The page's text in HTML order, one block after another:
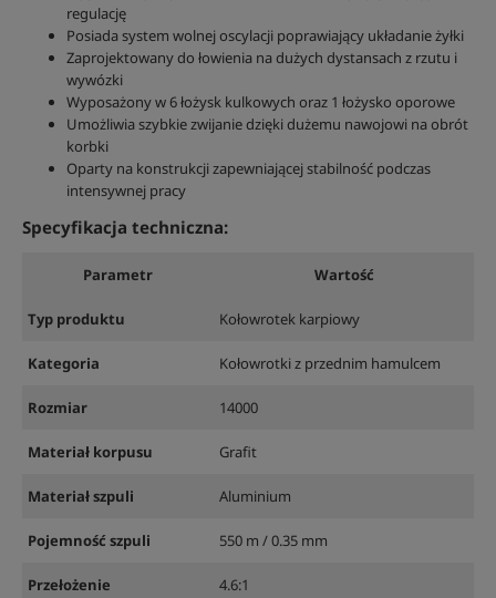
regulację
Posiada system wolnej oscylacji poprawiający układanie żyłki
Zaprojektowany do łowienia na dużych dystansach z rzutu i
wywózki
Wyposażony w 6 łożysk kulkowych oraz 1 łożysko oporowe
Umożliwia szybkie zwijanie dzięki dużemu nawojowi na obrót
korbki
Oparty na konstrukcji zapewniającej stabilność podczas
intensywnej pracy
Specyfikacja techniczna:
Parametr Wartość
Typ produktu Kołowrotek karpiowy
Kategoria Kołowrotki z przednim hamulcem
Rozmiar 14000
Materiał korpusu Grafit
Materiał szpuli Aluminium
Pojemność szpuli 550 m / 0.35 mm
Przełożenie 4.6:1